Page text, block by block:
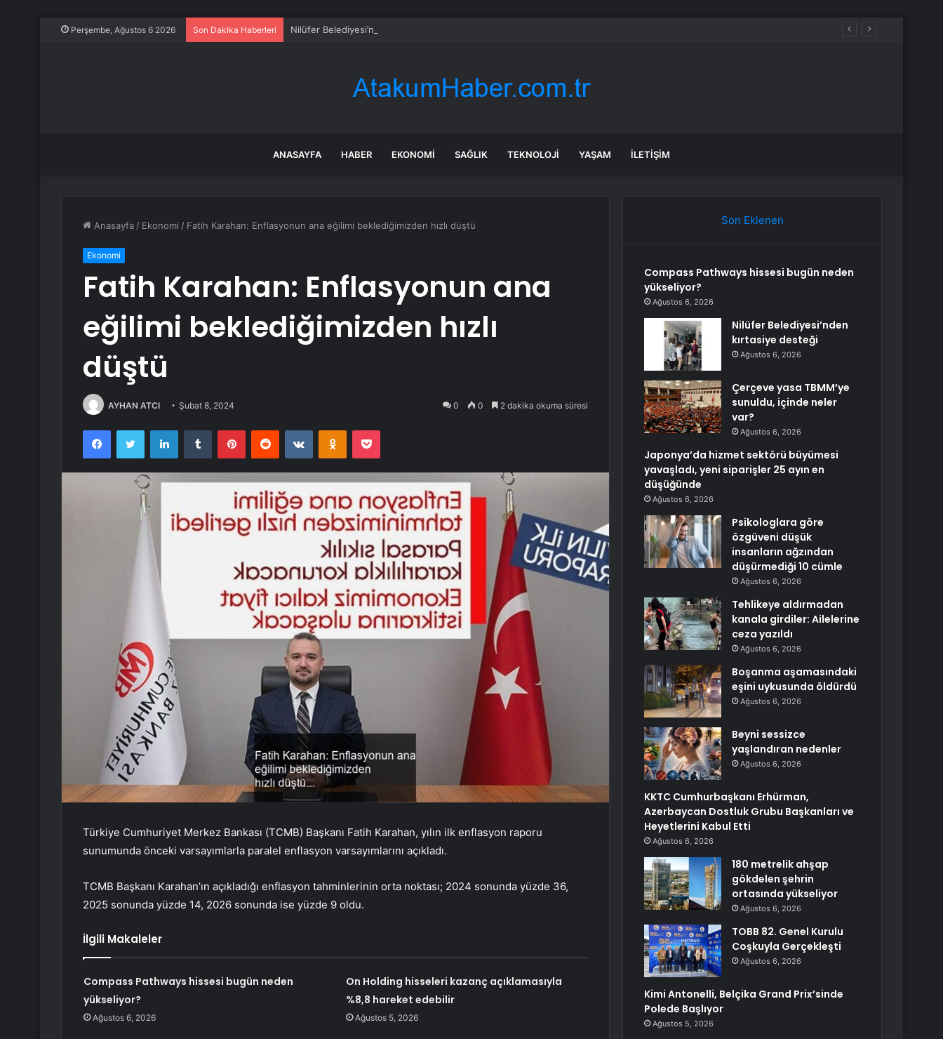
Perşembe, Ağustos 6 2026 Son Dakika Haberleri Nilüfer Belediyesi’nden kırtasiye desteği
ANASAYFA HABER EKONOMI SAĞLIK TEKNOLOJI YAŞAM İLETIŞIM
Anasayfa / Ekonomi / Fatih Karahan: Enflasyonun ana eğilimi beklediğimizden hızlı düştü
Ekonomi
Fatih Karahan: Enflasyonun ana
eğilimi beklediğimizden hızlı
düştü
AYHAN ATCI Şubat 8, 2024 0 0 2 dakika okuma süresi
FacebookTwitter LinkedInTumblr PinterestReddit VKontakteOdnoklassniki
Pocket
Türkiye Cumhuriyet Merkez Bankası (TCMB) Başkanı Fatih Karahan, yılın ilk enflasyon raporu
sunumunda önceki varsayımlarla paralel enflasyon varsayımlarını açıkladı.
TCMB Başkanı Karahan’ın açıkladığı enflasyon tahminlerinin orta noktası; 2024 sonunda yüzde 36,
2025 sonunda yüzde 14, 2026 sonunda ise yüzde 9 oldu.
İlgili Makaleler
Compass Pathways hissesi bugün neden
yükseliyor?
Ağustos 6, 2026
On Holding hisseleri kazanç açıklamasıyla
%8,8 hareket edebilir
Ağustos 5, 2026
Son Eklenen
Compass Pathways hissesi bugün neden
yükseliyor?
Ağustos 6, 2026
Nilüfer Belediyesi’nden
kırtasiye desteği
Ağustos 6, 2026
Çerçeve yasa TBMM’ye
sunuldu, içinde neler
var?
Ağustos 6, 2026
Japonya’da hizmet sektörü büyümesi
yavaşladı, yeni siparişler 25 ayın en
düşüğünde
Ağustos 6, 2026
Psikologlara göre
özgüveni düşük
insanların ağzından
düşürmediği 10 cümle
Ağustos 6, 2026
Tehlikeye aldırmadan
kanala girdiler: Ailelerine
ceza yazıldı
Ağustos 6, 2026
Boşanma aşamasındaki
eşini uykusunda öldürdü
Ağustos 6, 2026
Beyni sessizce
yaşlandıran nedenler
Ağustos 6, 2026
KKTC Cumhurbaşkanı Erhürman,
Azerbaycan Dostluk Grubu Başkanları ve
Heyetlerini Kabul Etti
Ağustos 6, 2026
180 metrelik ahşap
gökdelen şehrin
ortasında yükseliyor
Ağustos 6, 2026
TOBB 82. Genel Kurulu
Coşkuyla Gerçekleşti
Ağustos 6, 2026
Kimi Antonelli, Belçika Grand Prix’sinde
Polede Başlıyor
Ağustos 5, 2026